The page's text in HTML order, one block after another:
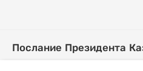
Послание Президента